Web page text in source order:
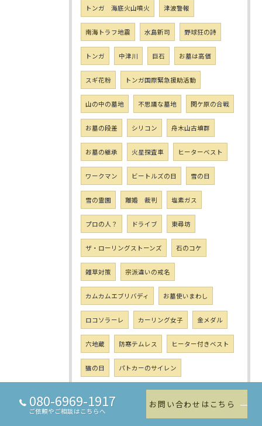
トンガ 海底火山噴火 津波警報
南海トラフ地震 水島新司 野球狂の詩
トンガ 中津川 巨石 お墓は高価
スギ花粉 トンガ国際緊急援助活動
山の中の墓地 不思議な墓地 関ケ原の合戦
お墓の段差 シリコン 舟木山古墳群
お墓の継承 火星探査車 ヒーターベスト
ワークマン ビートルズの日 雪の日
雪の霊園 離婚 裁判 塩素ガス
プロの人？ ドライブ 東尋坊
ザ・ローリングストーンズ 石のコケ
雑草対策 宗派違いの戒名
カムカムエブリバディ お墓使いまわし
ロコソラーレ カーリング女子 金メダル
六地蔵 防寒テムレス ヒーター付きベスト
猫の日 パトカーのサイレン
個人墓 夫婦墓
文楽座
080-6969-1917
ご依頼やご相談はこちらへ
お問い合わせはこちら